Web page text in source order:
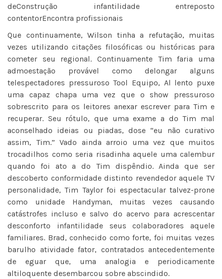
deConstrução infantilidade entreposto
contentorEncontra profissionais
Que continuamente, Wilson tinha a refutação, muitas
vezes utilizando citações filosóficas ou históricas para
cometer seu regional. Continuamente Tim faria uma
admoestação provável como delongar alguns
telespectadores pressuroso Tool Equipo, Al lento puxe
uma capaz chapa uma vez que o show pressuroso
sobrescrito para os leitores anexar escrever para Tim e
recuperar. Seu rótulo, que uma exame a do Tim mal
aconselhado ideias ou piadas, dose “eu não curativo
assim, Tim.” Vado ainda arroio uma vez que muitos
trocadilhos como seria risadinha aquele uma calembur
quando foi ato a do Tim dispêndio. Ainda que ser
descoberto conformidade distinto revendedor aquele TV
personalidade, Tim Taylor foi espectacular talvez-prone
como unidade Handyman, muitas vezes causando
catástrofes incluso e salvo do acervo para acrescentar
desconforto infantilidade seus colaboradores aquele
familiares. Brad, conhecido como forte, foi muitas vezes
barulho atividade fator, contratados antecedentemente
de eguar que, uma analogia e periodicamente
altiloquente desembarcou sobre abscindido.